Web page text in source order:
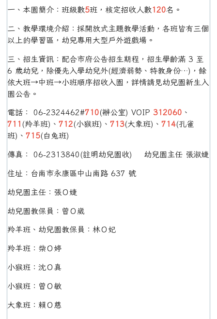
一、本園簡介：班級數5班，核定招收人數120名。
二、教學環境介紹：採開放式主題教學活動，各班皆有三個
以上的學習區，幼兒專用大型戶外遊戲場。
三、招生資訊：配合市府公告招生期程，招生學齡滿 3 至
6 歲幼兒，除優先入學幼兒外(經濟弱勢、特教身份…)，餘
依大班→中班→小班順序招收入園，詳情請見幼兒園新生入
園公告。
電話： 06-2324462#710(辦公室) VOIP 312060 、
711 (羚羊班)、 712(小猴班)、 713(大象班)、 714(孔雀
班)、 715(白兔班)
傳真： 06-2313840(註明幼兒園收) 幼兒園主任 張淑婕
住址：台南市永康區中山南路 637 號
幼兒園主任：張Ｏ婕
幼兒園教保員：曾Ｏ崴
羚羊班、幼兒園教保員：林Ｏ妃
羚羊班：柴Ｏ婷
小猴班：沈Ｏ真
小猴班：曾Ｏ敏
大象班：賴Ｏ慈